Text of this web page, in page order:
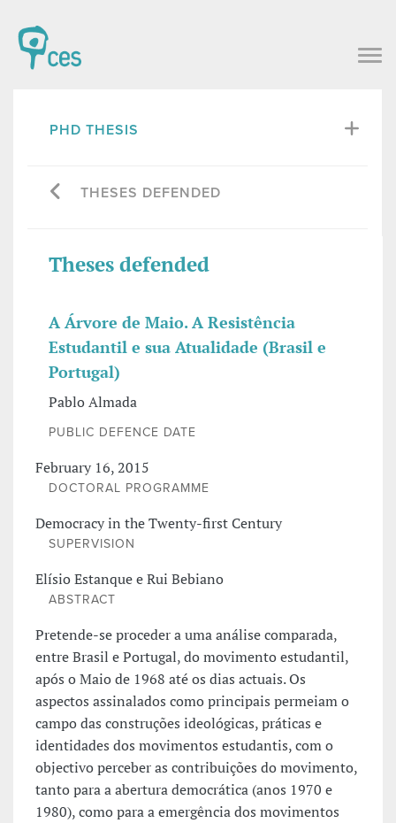
PHD THESIS
THESES DEFENDED
Theses defended
A Árvore de Maio. A Resistência
Estudantil e sua Atualidade (Brasil e
Portugal)
Pablo Almada
PUBLIC DEFENCE DATE
February 16, 2015
DOCTORAL PROGRAMME
Democracy in the Twenty-first Century
SUPERVISION
Elísio Estanque e Rui Bebiano
ABSTRACT
Pretende-se proceder a uma análise comparada,
entre Brasil e Portugal, do movimento estudantil,
após o Maio de 1968 até os dias actuais. Os
aspectos assinalados como principais permeiam o
campo das construções ideológicas, práticas e
identidades dos movimentos estudantis, com o
objectivo perceber as contribuições do movimento,
tanto para a abertura democrática (anos 1970 e
1980), como para a emergência dos movimentos